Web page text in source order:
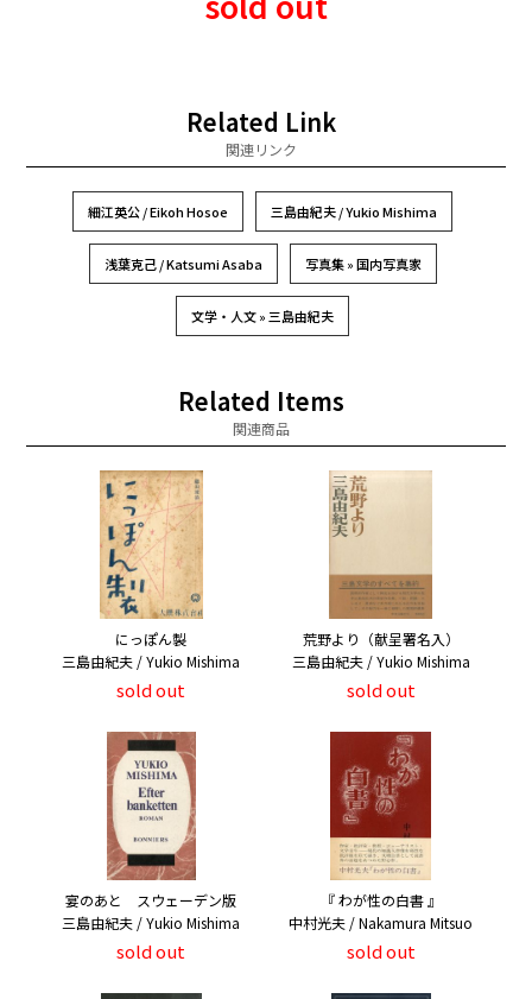
Related Link
関連リンク
細江英公 / Eikoh Hosoe 三島由紀夫 / Yukio Mishima
浅葉克己 / Katsumi Asaba 写真集 » 国内写真家
文学・人文 » 三島由紀夫
Related Items
関連商品
にっぽん製
三島由紀夫 / Yukio Mishima
sold out
荒野より（献呈署名入）
三島由紀夫 / Yukio Mishima
sold out
宴のあと スウェーデン版
三島由紀夫 / Yukio Mishima
sold out
『 わが性の白書 』
中村光夫 / Nakamura Mitsuo
sold out